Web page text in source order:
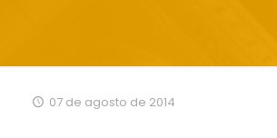
07 de agosto de 2014